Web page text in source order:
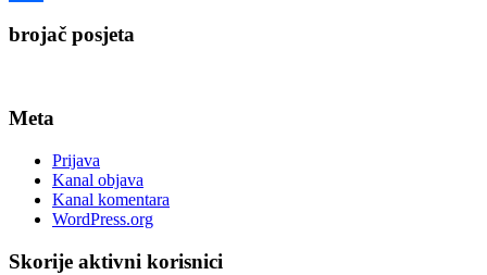
brojač posjeta
Meta
Prijava
Kanal objava
Kanal komentara
WordPress.org
Skorije aktivni korisnici